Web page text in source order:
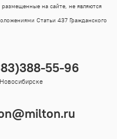
55-96
на сайте, не являются
Статьи 437 Гражданского